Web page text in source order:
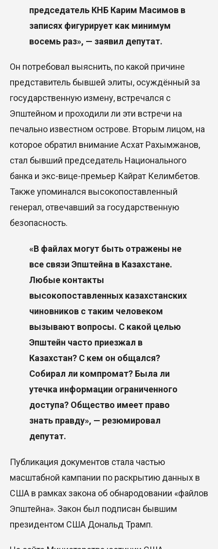
председатель КНБ Карим Масимов в
записях фигурирует как минимум
восемь раз», — заявил депутат.
Он потребовал выяснить, по какой причине
представитель бывшей элиты, осуждённый за
государственную измену, встречался с
Эпштейном и проходили ли эти встречи на
печально известном острове. Вторым лицом, на
которое обратил внимание Асхат Рахымжанов,
стал бывший председатель Национального
банка и экс-вице-премьер Кайрат Келимбетов.
Также упоминался высокопоставленный
генерал, отвечавший за государственную
безопасность.
«В файлах могут быть отражены не
все связи Эпштейна в Казахстане.
Любые контакты
высокопоставленных казахстанских
чиновников с таким человеком
вызывают вопросы. С какой целью
Эпштейн часто приезжал в
Казахстан? С кем он общался?
Собирал ли компромат? Была ли
утечка информации ограниченного
доступа? Общество имеет право
знать правду», — резюмировал
депутат.
Публикация документов стала частью
масштабной кампании по раскрытию данных в
США в рамках закона об обнародовании «файлов
Эпштейна». Закон был подписан бывшим
президентом США Дональд Трамп.